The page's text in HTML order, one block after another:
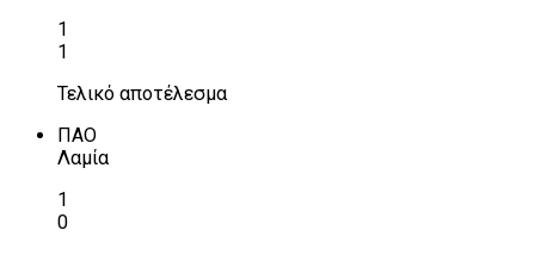
1
1
Τελικό αποτέλεσμα
ΠΑΟ
Λαμία
1
0